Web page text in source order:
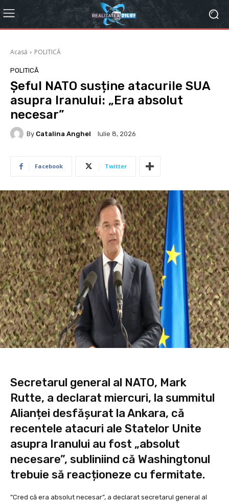
Acasă POLITICĂ
POLITICĂ
Șeful NATO susține atacurile SUA
asupra Iranului: „Era absolut
necesar”
By Catalina Anghel Iulie 8, 2026
Facebook Twitter
Secretarul general al NATO, Mark
Rutte, a declarat miercuri, la summitul
Alianței desfășurat la Ankara, că
recentele atacuri ale Statelor Unite
asupra Iranului au fost „absolut
necesare”, subliniind că Washingtonul
trebuie să reacționeze cu fermitate.
”Cred că era absolut necesar”, a declarat secretarul general al